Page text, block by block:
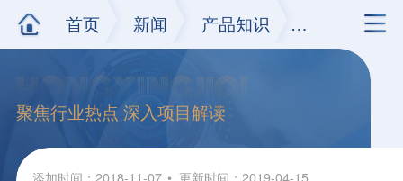
首页 新闻 产品知识 正文
聚焦行业热点 深入项目解读